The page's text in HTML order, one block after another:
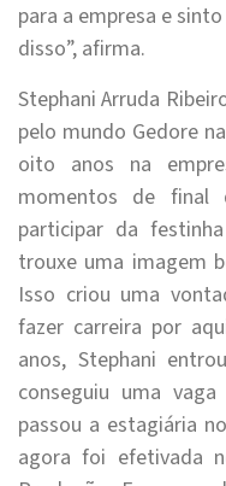
para a empresa e
disso”, afirma.
Stephani Arruda
pelo mundo Gedore
oito anos na
momentos de final
participar da
trouxe uma imagem
Isso criou uma
fazer carreira por
anos, Stephani
conseguiu uma
passou a estagiária
agora foi efetivada